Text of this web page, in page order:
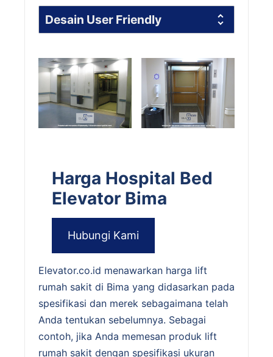
Desain User Friendly
Harga Hospital Bed
Elevator Bima
Hubungi Kami
Elevator.co.id menawarkan harga lift
rumah sakit di Bima yang didasarkan pada
spesifikasi dan merek sebagaimana telah
Anda tentukan sebelumnya. Sebagai
contoh, jika Anda memesan produk lift
rumah sakit dengan spesifikasi ukuran